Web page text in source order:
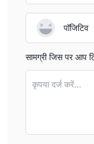
पॉजिटिव
सामग्री जिस पर आप
कृपया दर्ज करें...